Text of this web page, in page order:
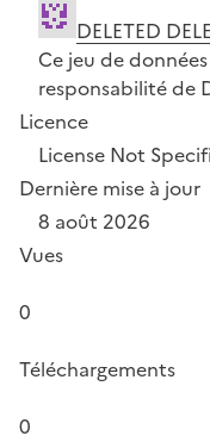
DELETED
Ce jeu de
responsabilité de
Licence
License Not
Dernière mise à jour
8 août 2026
Vues
0
Téléchargements
0